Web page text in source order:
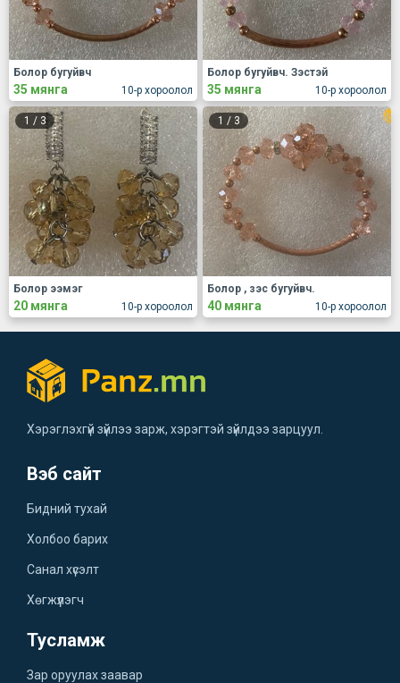
10-р хороолол
Болор бугуйвч
35 мянга 10-р хороолол
Болор бугуйвч. Зэстэй
35 мянга
1 / 3
10-р хороолол
Болор ээмэг
20 мянга
1 / 3
10-р хороолол
Болор , зэс бугуйвч.
40 мянга
Хэрэглэхгүй зүйлээ зарж, хэрэгтэй зүйлдээ зарцуул.
Вэб сайт
Бидний тухай
Холбоо барих
Санал хүсэлт
Хөгжүүлэгч
Тусламж
Зар оруулах заавар